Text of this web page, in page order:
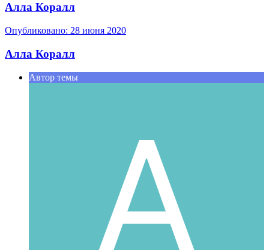
Алла Коралл
Опубликовано: 28 июня 2020
Алла Коралл
Автор темы